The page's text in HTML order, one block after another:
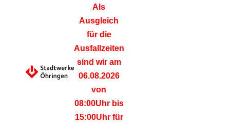
Als
Ausgleich
für die
Ausfallzeiten
sind wir am
06.08.2026
von
08:00Uhr bis
15:00Uhr für